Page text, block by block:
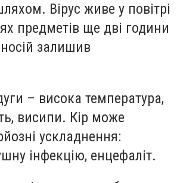
Вірус живе у повітрі
предметів ще дві години
залишив
– висока температура,
висипи. Кір може
ускладнення:
інфекцію, енцефаліт.